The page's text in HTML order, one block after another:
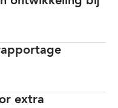
extra